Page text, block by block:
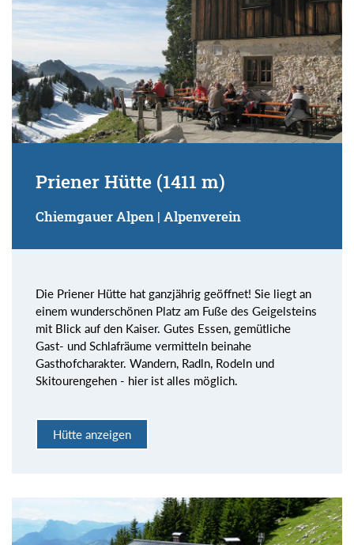
Priener Hütte (1411 m)
Chiemgauer Alpen | Alpenverein
Die Priener Hütte hat ganzjährig geöffnet! Sie liegt an
einem wunderschönen Platz am Fuße des Geigelsteins
mit Blick auf den Kaiser. Gutes Essen, gemütliche
Gast- und Schlafräume vermitteln beinahe
Gasthofcharakter. Wandern, Radln, Rodeln und
Skitourengehen - hier ist alles möglich.
Hütte anzeigen